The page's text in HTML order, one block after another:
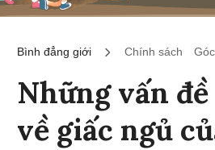
Bình đẳng giới Chính sách
Những vấn
về giấc ngủ